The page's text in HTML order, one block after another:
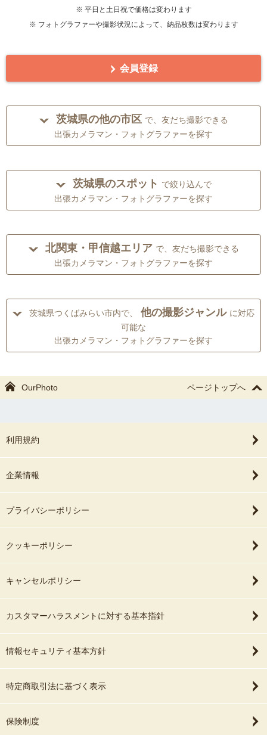
※ 平日と土日祝で価格は変わります
※ フォトグラファーや撮影状況によって、納品枚数は変わります
会員登録
茨城県の他の市区 で、友だち撮影できる
出張カメラマン・フォトグラファーを探す
茨城県のスポット で絞り込んで
出張カメラマン・フォトグラファーを探す
北関東・甲信越エリア で、友だち撮影できる
出張カメラマン・フォトグラファーを探す
茨城県つくばみらい市内で、 他の撮影ジャンル に対応
可能な
出張カメラマン・フォトグラファーを探す
OurPhoto ページトップへ
利用規約
企業情報
プライバシーポリシー
クッキーポリシー
キャンセルポリシー
カスタマーハラスメントに対する基本指針
情報セキュリティ基本方針
特定商取引法に基づく表示
保険制度